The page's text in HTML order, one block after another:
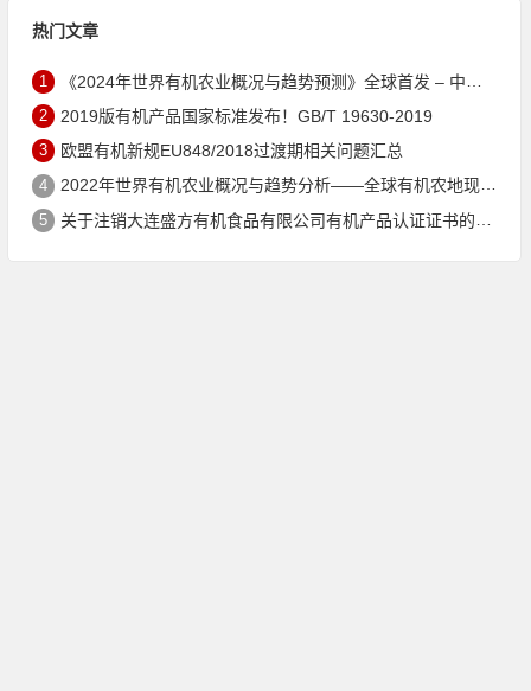
热门文章
1 《2024年世界有机农业概况与趋势预测》全球首发 – 中国有机市场规模跻身世界第三
2 2019版有机产品国家标准发布！GB/T 19630-2019
3 欧盟有机新规EU848/2018过渡期相关问题汇总
4 2022年世界有机农业概况与趋势分析——全球有机农地现状与有机食品（含饮料）市场
5 关于注销大连盛方有机食品有限公司有机产品认证证书的公告